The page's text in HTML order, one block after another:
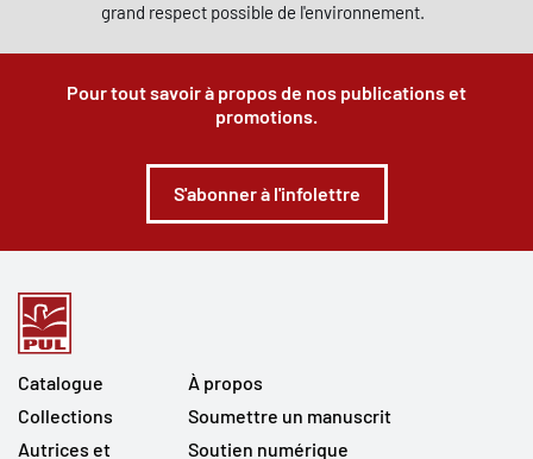
grand respect possible de l'environnement.
Pour tout savoir à propos de nos publications et
promotions.
S'abonner à l'infolettre
Catalogue
Collections
Autrices et
À propos
Soumettre un manuscrit
Soutien numérique